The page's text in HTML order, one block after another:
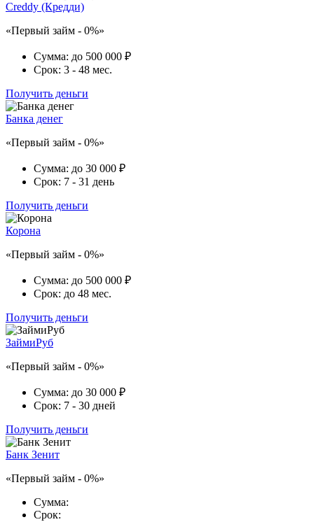
Creddy (Кредди)
«Первый займ - 0%»
Сумма: до 500 000 ₽
Срок: 3 - 48 мес.
Получить деньги
Банка денег
«Первый займ - 0%»
Сумма: до 30 000 ₽
Срок: 7 - 31 день
Получить деньги
Корона
«Первый займ - 0%»
Сумма: до 500 000 ₽
Срок: до 48 мес.
Получить деньги
ЗаймиРуб
«Первый займ - 0%»
Сумма: до 30 000 ₽
Срок: 7 - 30 дней
Получить деньги
Банк Зенит
«Первый займ - 0%»
Сумма:
Срок: